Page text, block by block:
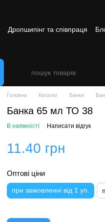
Дропшипінг та співпраця
Головна Каталог Банки
Банка 65 мл ТО 38
В наявності Написати відгук
11.40 грн
Оптові ціни
при замовленні від 1 уп.